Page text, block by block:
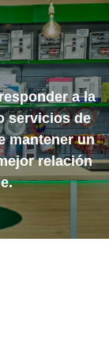
a la
servicios de
mantener un
relación